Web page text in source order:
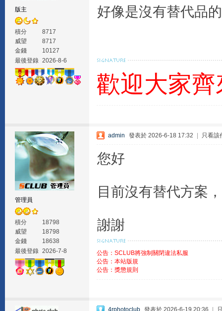
版主
積分
8717
威望
8717
金錢
10127
最後登錄 2026-8-6
好像是沒有替代品
歡迎大家
管理員
積分
18798
威望
18798
金錢
18638
最後登錄 2026-7-8
admin 發表於 2026-6-18 17:32 只看該
您好
目前沒有替代方案
謝謝
公告：SCLUB將強制關閉違法私服
公告：本站版規
公告：獎懲規則
4rphotoclub 發表於 2026-6-19 20:36